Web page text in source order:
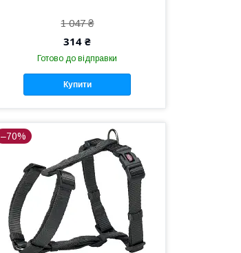
1 047 ₴
314 ₴
Готово до відправки
Купити
–70%